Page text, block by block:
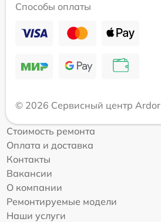
Способы оплаты
© 2026 Сервисный центр Ardor
Стоимость ремонта
Оплата и доставка
Контакты
Вакансии
О компании
Ремонтируемые модели
Наши услуги